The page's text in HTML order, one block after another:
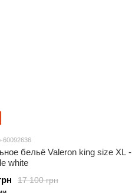
60092636
бельё Valeron king size XL -
white
17 100 грн